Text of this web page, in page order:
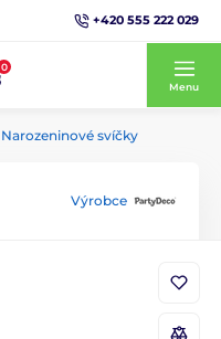
+420 555 222 029
0
Menu
Narozeninové svíčky
Výrobce